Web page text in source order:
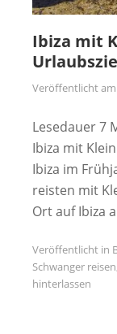
Ibiza mit
Veröffentlicht am
Lesedauer7
Ibiza mit
Ibiza im
reisten mit
Ort auf Ibiza
Veröffentlicht in
Schwanger reisen
hinterlassen